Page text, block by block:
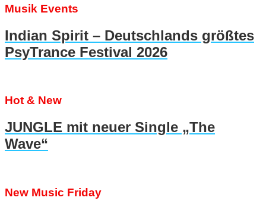
Musik Events
Indian Spirit – Deutschlands größtes
PsyTrance Festival 2026
Hot & New
JUNGLE mit neuer Single „The
Wave“
New Music Friday